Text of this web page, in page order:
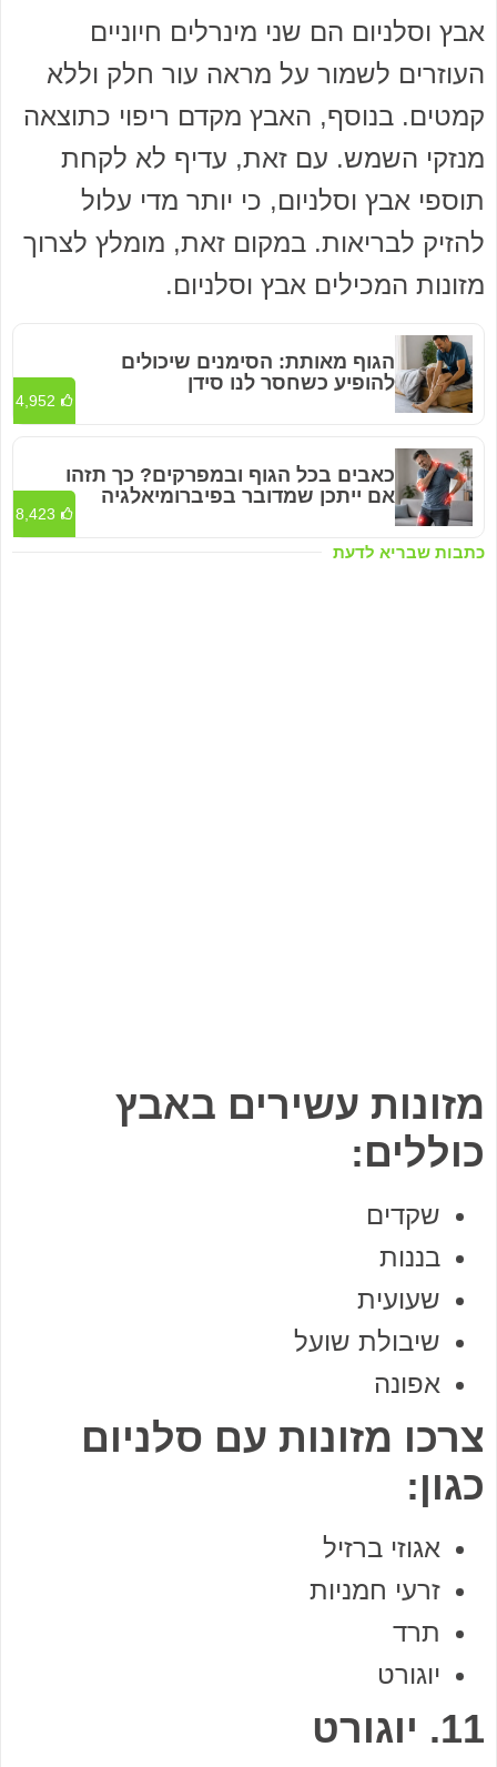
אבץ וסלניום הם שני מינרלים חיוניים
העוזרים לשמור על מראה עור חלק וללא
קמטים. בנוסף, האבץ מקדם ריפוי כתוצאה
מנזקי השמש. עם זאת, עדיף לא לקחת
תוספי אבץ וסלניום, כי יותר מדי עלול
להזיק לבריאות. במקום זאת, מומלץ לצרוך
מזונות המכילים אבץ וסלניום.
כתבות שבריא לדעת
הגוף מאותת: הסימנים שיכולים
להופיע כשחסר לנו סידן
4,952
כאבים בכל הגוף ובמפרקים? כך תזהו
אם ייתכן שמדובר בפיברומיאלגיה
8,423
מזונות עשירים באבץ
כוללים:
שקדים
בננות
שעועית
שיבולת שועל
אפונה
צרכו מזונות עם סלניום
כגון:
אגוזי ברזיל
זרעי חמניות
תרד
יוגורט
11. יוגורט